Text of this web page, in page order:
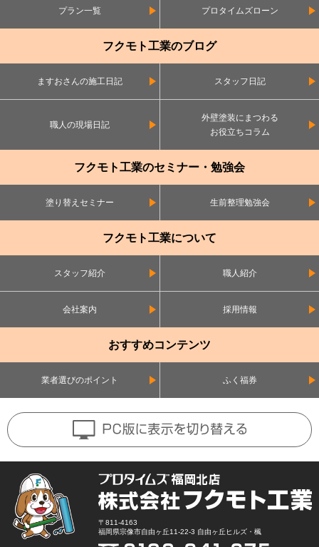
プラン一覧 プロタイムズローン
フクモト工業のブログ
ますおさんの施工日記 スタッフ日記
職人の現場日記
外壁塗装にまつわる
お役立ちコラム
フクモト工業のセミナー・勉強会
塗り替えセミナー 生前整理勉強会
フクモト工業について
スタッフ紹介 職人紹介
会社案内 採用情報
おすすめコンテンツ
業者選びのポイント ふく福券
〒811-4163
福岡県宗像市自由ヶ丘11-22-3 自由ヶ丘ヒルズ・楓